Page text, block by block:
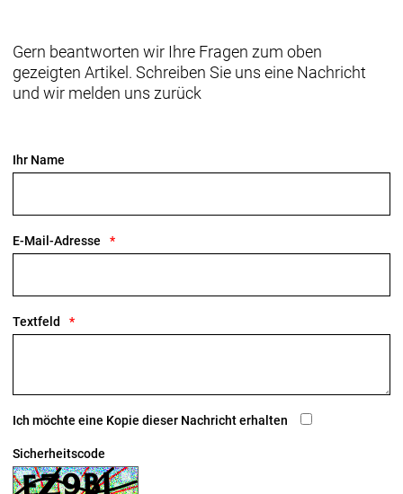
Gern beantworten wir Ihre Fragen zum oben
gezeigten Artikel. Schreiben Sie uns eine Nachricht
und wir melden uns zurück
Ihr Name
E-Mail-Adresse
Textfeld
Ich möchte eine Kopie dieser Nachricht erhalten
Sicherheitscode